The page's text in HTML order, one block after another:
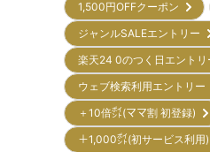
1,500円OFFクーポン
ジャンルSALEエントリー
楽天24 0のつく日エント
ウェブ検索利用エントリ
＋10倍㌽(ママ割 初登録)
＋1,000㌽(初サービス利